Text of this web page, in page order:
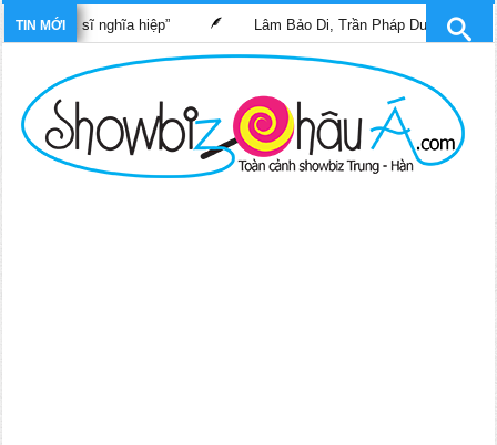
TIN MỚI
“Bác sĩ nghĩa hiệp” Lâm Bảo Di, Trần Pháp Dung tái ngộ màn